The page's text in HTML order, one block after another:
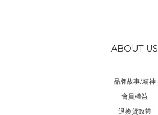
ABOUT US
品牌故事/精神
會員權益
退換貨政策